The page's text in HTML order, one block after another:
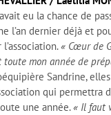
eu la chance de
l’an dernier déjà et
« Cœur de
toute mon année de
Sandrine,
qui permettra
une année.« Il faut